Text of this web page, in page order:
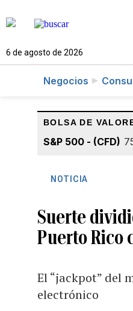
6 de agosto de 2026
Negocios
BOLSA DE
S&P 500 - (CFD)
NOTICIA
Suerte
Puerto Rico
El “jackpot” del
electrónico